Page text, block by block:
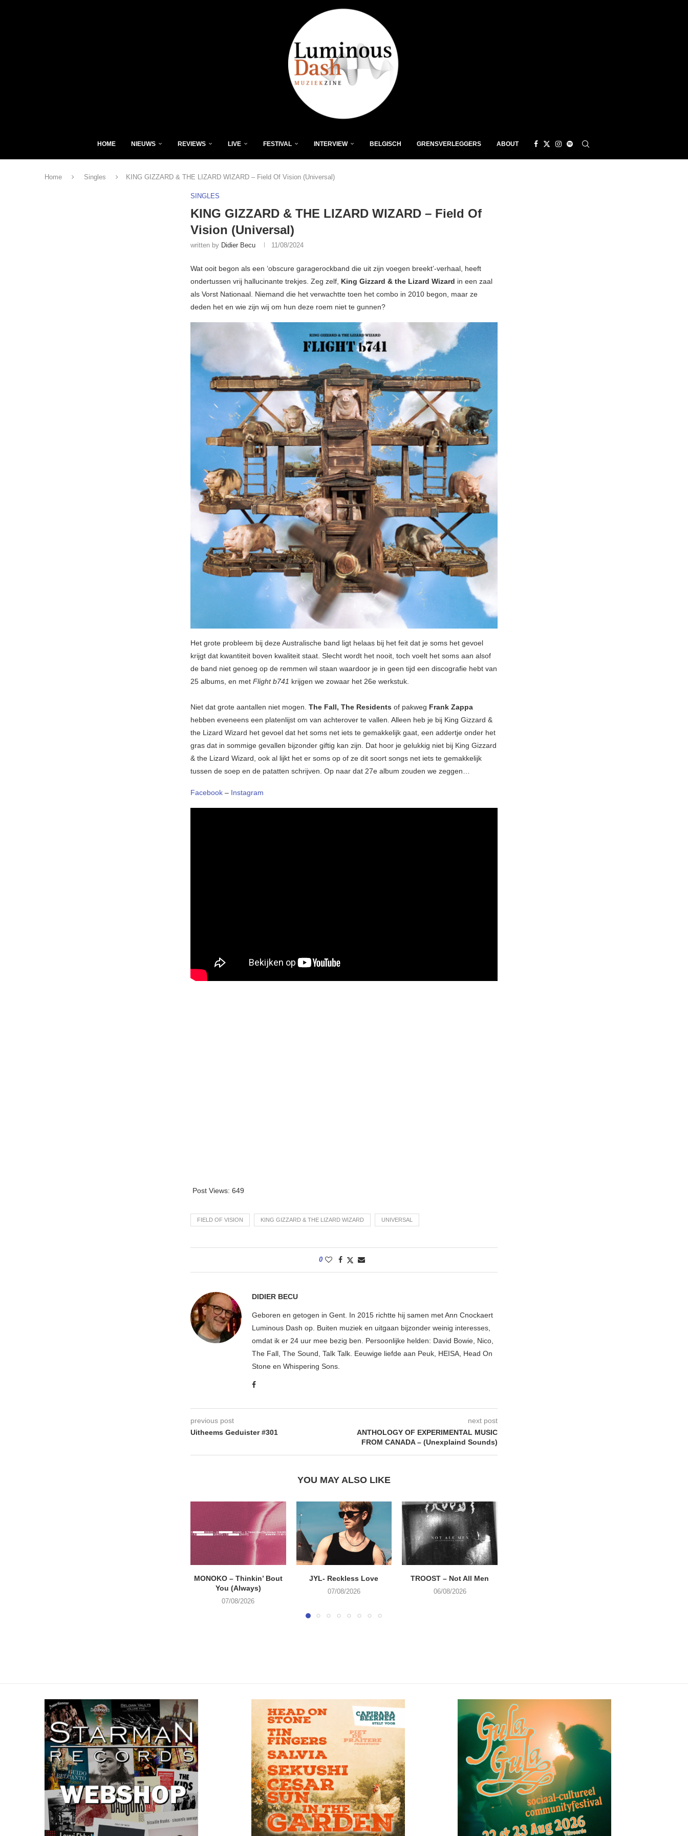
HOME NIEUWS REVIEWS LIVE FESTIVAL INTERVIEW BELGISCH GRENSVERLEGGERS ABOUT
Home Singles KING GIZZARD & THE LIZARD WIZARD – Field Of Vision (Universal)
SINGLES
KING GIZZARD & THE LIZARD WIZARD – Field Of
Vision (Universal)
written by Didier Becu 11/08/2024
Wat ooit begon als een ‘obscure garagerockband die uit zijn voegen breekt’-verhaal, heeft
ondertussen vrij hallucinante trekjes. Zeg zelf, King Gizzard & the Lizard Wizard in een zaal
als Vorst Nationaal. Niemand die het verwachtte toen het combo in 2010 begon, maar ze
deden het en wie zijn wij om hun deze roem niet te gunnen?
Het grote probleem bij deze Australische band ligt helaas bij het feit dat je soms het gevoel
krijgt dat kwantiteit boven kwaliteit staat. Slecht wordt het nooit, toch voelt het soms aan alsof
de band niet genoeg op de remmen wil staan waardoor je in geen tijd een discografie hebt van
25 albums, en met Flight b741 krijgen we zowaar het 26e werkstuk.
Niet dat grote aantallen niet mogen. The Fall, The Residents of pakweg Frank Zappa
hebben eveneens een platenlijst om van achterover te vallen. Alleen heb je bij King Gizzard &
the Lizard Wizard het gevoel dat het soms net iets te gemakkelijk gaat, een addertje onder het
gras dat in sommige gevallen bijzonder giftig kan zijn. Dat hoor je gelukkig niet bij King Gizzard
& the Lizard Wizard, ook al lijkt het er soms op of ze dit soort songs net iets te gemakkelijk
tussen de soep en de patatten schrijven. Op naar dat 27e album zouden we zeggen…
Facebook – Instagram
Post Views: 649
FIELD OF VISION KING GIZZARD & THE LIZARD WIZARD UNIVERSAL
0
DIDIER BECU
Geboren en getogen in Gent. In 2015 richtte hij samen met Ann Cnockaert
Luminous Dash op. Buiten muziek en uitgaan bijzonder weinig interesses,
omdat ik er 24 uur mee bezig ben. Persoonlijke helden: David Bowie, Nico,
The Fall, The Sound, Talk Talk. Eeuwige liefde aan Peuk, HEISA, Head On
Stone en Whispering Sons.
previous post
Uitheems Geduister #301
next post
ANTHOLOGY OF EXPERIMENTAL MUSIC
FROM CANADA – (Unexplaind Sounds)
YOU MAY ALSO LIKE
MONOKO – Thinkin’ Bout
You (Always)
07/08/2026
JYL- Reckless Love
07/08/2026
TROOST – Not All Men
06/08/2026